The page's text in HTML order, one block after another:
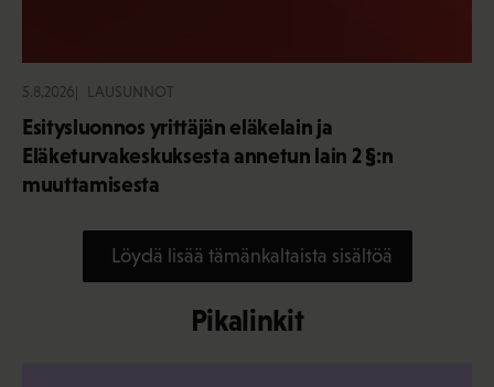
5.8.2026 LAUSUNNOT
Esitysluonnos yrittäjän eläkelain ja
Eläketurvakeskuksesta annetun lain 2 §:n
muuttamisesta
Löydä lisää tämänkaltaista sisältöä
Pikalinkit